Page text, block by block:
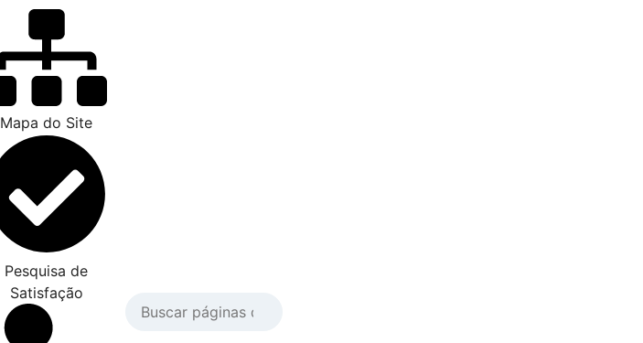
Mapa do Site
Pesquisa de
Satisfação